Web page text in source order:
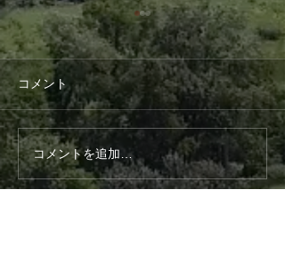
第4回こども食堂
コメント
コメントを追加…